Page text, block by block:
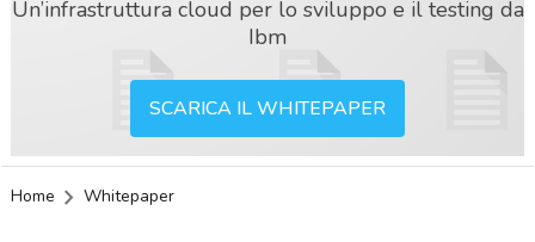
Un’infrastruttura cloud per lo sviluppo e il testing da
Ibm
SCARICA IL WHITEPAPER
Home Whitepaper